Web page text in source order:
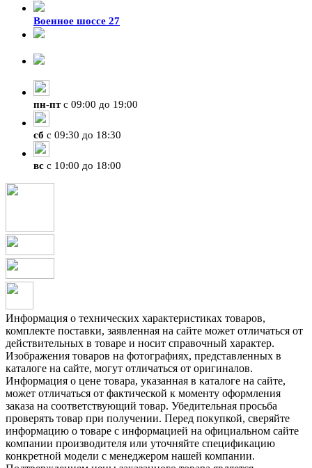
Военное шоссе 27
пн-птс 09:00 до 19:00
сб с 09:30 до 18:30
вс с 10:00 до 18:00
Информация о технических характеристиках товаров,
комплекте поставки, заявленная на сайте может отличаться от
действительных в товаре и носит справочный характер.
Изображения товаров на фотографиях, представленных в
каталоге на сайте, могут отличаться от оригиналов.
Информация о цене товара, указанная в каталоге на сайте,
может отличаться от фактической к моменту оформления
заказа на соответствующий товар. Убедительная просьба
проверять товар при получении. Перед покупкой, сверяйте
информацию о товаре с информацией на официальном сайте
компании производителя или уточняйте спецификацию
конкретной модели с менеджером нашей компании.